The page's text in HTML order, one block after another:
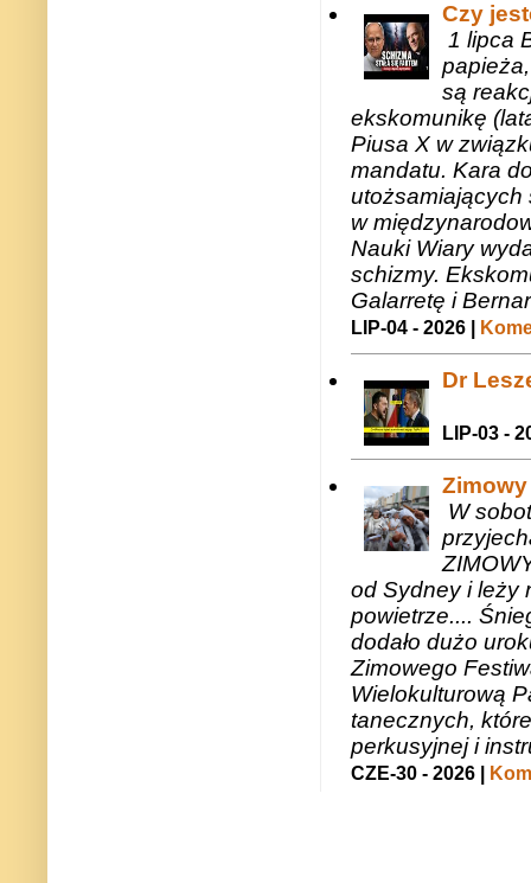
Czy
1 lipca
są
ekskomunikę
Piusa X w
mandatu. Kara
utożsamiających
w
Nauki Wiary
schizmy.
Galarretę i
LIP-04 - 2026 |
Dr
LIP-03 -
W
od Sydney i leży
powietrze....
dodało dużo
Zimowego
Wielokulturową
tanecznych,
perkusyjnej i
CZE-30 - 2026 |